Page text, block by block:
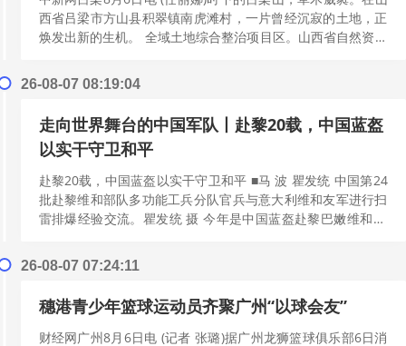
西省吕梁市方山县积翠镇南虎滩村，一片曾经沉寂的土地，正
焕发出新的生机。 全域土地综合整治项目区。山西省自然资源
26-08-07 08:19:04
走向世界舞台的中国军队丨赴黎20载，中国蓝盔
以实干守卫和平
赴黎20载，中国蓝盔以实干守卫和平 ■马 波 瞿发统 中国第24
批赴黎维和部队多功能工兵分队官兵与意大利维和友军进行扫
雷排爆经验交流。瞿发统 摄 今年是中国蓝盔赴黎巴嫩维和20
26-08-07 07:24:11
穗港青少年篮球运动员齐聚广州“以球会友”
财经网广州8月6日电 (记者 张璐)据广州龙狮篮球俱乐部6日消